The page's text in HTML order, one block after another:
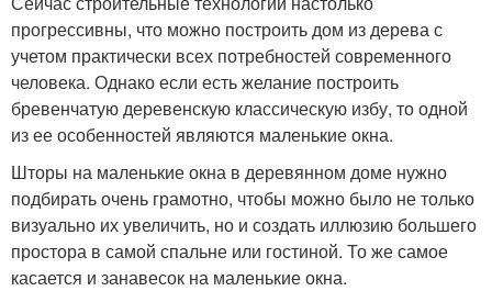
прогрессивны, что можно построить дом из дерева с
учетом практически всех потребностей современного
человека. Однако если есть желание построить
бревенчатую деревенскую классическую избу, то одной
из ее особенностей являются маленькие окна.
Шторы на маленькие окна в деревянном доме нужно
подбирать очень грамотно, чтобы можно было не только
визуально их увеличить, но и создать иллюзию большего
простора в самой спальне или гостиной. То же самое
касается и занавесок на маленькие окна.